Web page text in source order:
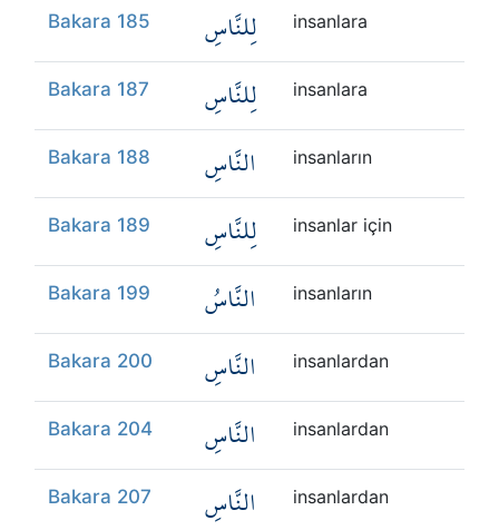
Bakara 185 لِلنَّاسِ insanlara
Bakara 187 لِلنَّاسِ insanlara
Bakara 188 النَّاسِ insanların
Bakara 189 لِلنَّاسِ insanlar için
Bakara 199 النَّاسُ insanların
Bakara 200 النَّاسِ insanlardan
Bakara 204 النَّاسِ insanlardan
Bakara 207 النَّاسِ insanlardan